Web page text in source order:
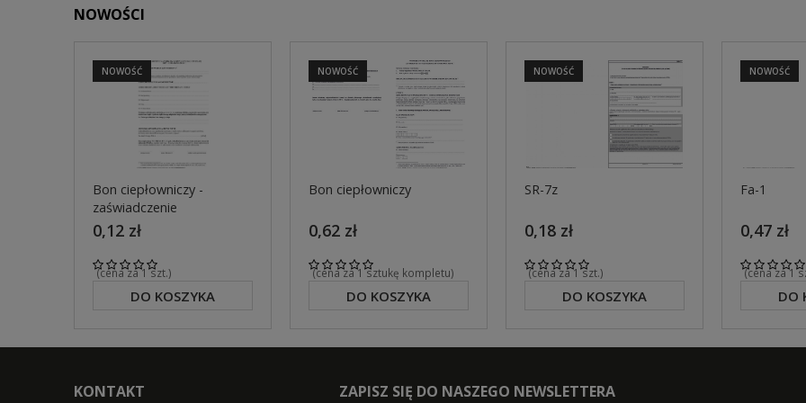
NOWOŚCI
Bon ciepłowniczy -
zaświadczenie
0,12 zł
(cena za 1 szt.)
DO KOSZYKA
NOWOŚĆ
Bon ciepłowniczy
0,62 zł
(cena za 1 sztukę kompletu)
DO KOSZYKA
NOWOŚĆ
SR-7z
0,18 zł
(cena za 1 szt.)
DO KOSZYKA
NOWOŚĆ
Fa-1
0,47 zł
(cena za 1
DO
NOWOŚĆ
KONTAKT ZAPISZ SIĘ DO NASZEGO NEWSLETTERA